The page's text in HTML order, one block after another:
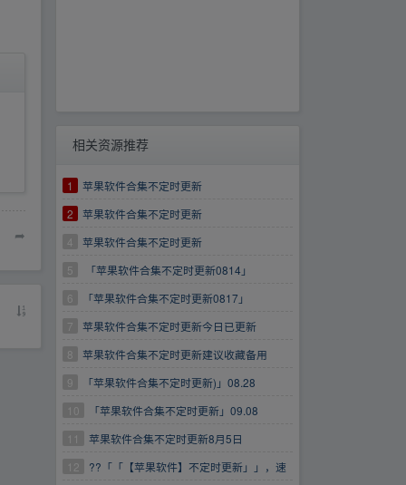
➦
相关资源推荐
1
苹果软件合集不定时更新
2
苹果软件合集不定时更新
4
苹果软件合集不定时更新
5
「苹果软件合集不定时更新0814」
6
「苹果软件合集不定时更新0817」
7
苹果软件合集不定时更新今日已更新
8
苹果软件合集不定时更新建议收藏备用
9
「苹果软件合集不定时更新)」08.28
10
「苹果软件合集不定时更新」09.08
11
苹果软件合集不定时更新8月5日
12
??「「【苹果软件】不定时更新」」，速